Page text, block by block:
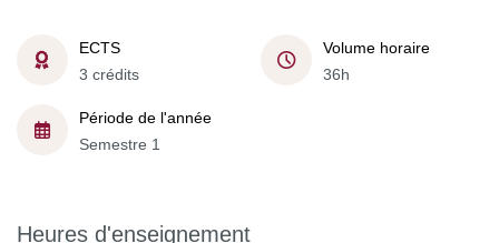
ECTS
3 crédits
Volume horaire
36h
Période de l'année
Semestre 1
Heures d'enseignement